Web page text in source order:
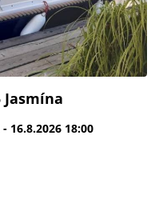
Jasmína
16.8.2026 18:00